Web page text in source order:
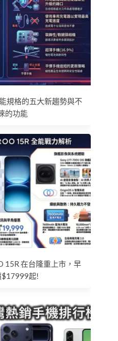
規格的五大新趨勢與不
的功能
15R 在台隆重上市，早
$17999起!